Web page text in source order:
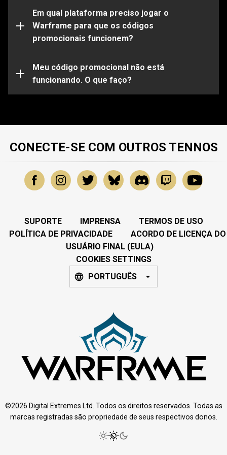
Em qual plataforma preciso jogar o
Warframe para que os códigos
promocionais funcionem?
determinadas plataformas. Certifique-se de entrar em
sua conta do Warframe vinculada à plataforma de sua
escolha.
Meu código promocional não está
funcionando. O que faço?
Seu código promocional pode já estar expirado ou já
problemas específicos, envie uma solicitação para
nossaEquipe de Suporte.
CONECTE-SE COM OUTROS TENNOS
SUPORTE IMPRENSA
TERMOS DE USO
POLÍTICA DE PRIVACIDADE
ACORDO DE LICENÇA DO
USUÁRIO FINAL (EULA)
COOKIES SETTINGS
PORTUGUÊS
©2026 Digital Extremes Ltd. Todos os direitos reservados. Todas as
marcas registradas são propriedade de seus respectivos donos.